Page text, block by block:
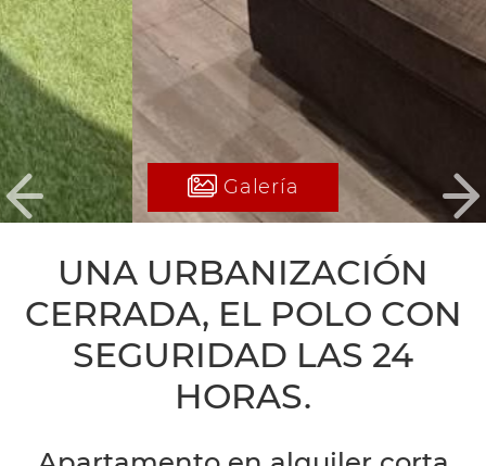
Previous
Galería
UNA URBANIZACIÓN
CERRADA, EL POLO CON
SEGURIDAD LAS 24
HORAS.